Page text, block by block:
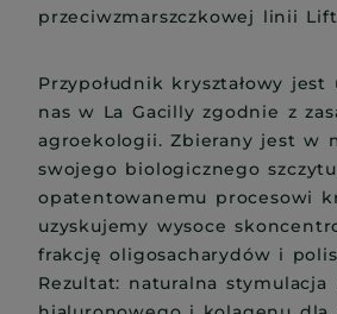
przeciwzmarszczkowej linii
Przypołudnik kryształowy
nas w La Gacilly zgodnie z
agroekologii. Zbierany jest w
swojego biologicznego
opatentowanemu procesowi
uzyskujemy wysoce
frakcję oligosacharydów i
Rezultat: naturalna stymulacja